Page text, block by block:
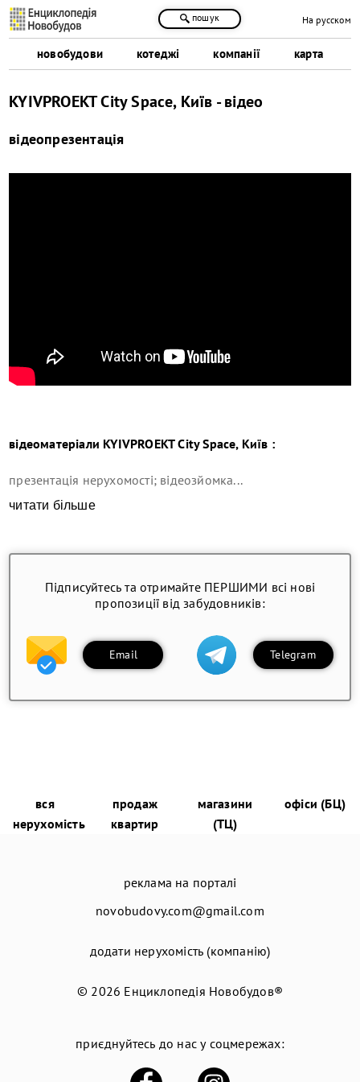
новобудови котеджі компанії карта
пошук На русском
KYIVPROEKT City Space, Київ - відео
відеопрезентація
відеоматеріали KYIVPROEKT City Space, Київ :
презентація нерухомості; відеозйомка...
читати більше
Підписуйтесь та отримайте ПЕРШИМИ всі нові
пропозиції від забудовників:
Email Telegram
вся
нерухомість
продаж
квартир
магазини
(ТЦ)
офіси (БЦ)
реклама на порталі
novobudovy.com@gmail.com
додати нерухомість (компанію)
© 2026 Енциклопедія Новобудов®
приєднуйтесь до нас у соцмережах: